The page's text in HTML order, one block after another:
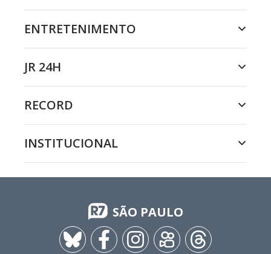
ENTRETENIMENTO
JR 24H
RECORD
INSTITUCIONAL
SÃO PAULO